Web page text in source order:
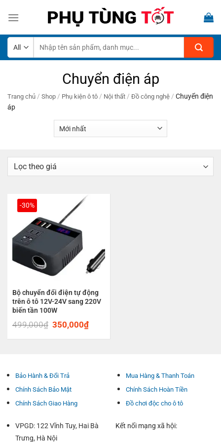
kiếm:
Chuyển điện áp
Trang chủ / Shop / Phụ kiện ô tô / Nội thất / Đồ công nghệ / Chuyển điện
áp
-30%
Bộ chuyển đổi điện tự động
trên ô tô 12V-24V sang 220V
biến tần 100W
499,000₫ Original
was:
350,000₫Current
is:
Bảo Hành & Đổi Trả
Chính Sách Bảo Mật
Chính Sách Giao Hàng
Mua Hàng & Thanh Toán
Chính Sách Hoàn Tiền
Đồ chơi độc cho ô tô
VPGD: 122 Vĩnh Tuy, Hai Bà
Trưng, Hà Nội
Kết nối mạng xã hội: